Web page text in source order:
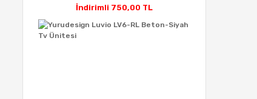
İndirimli 750,00 TL